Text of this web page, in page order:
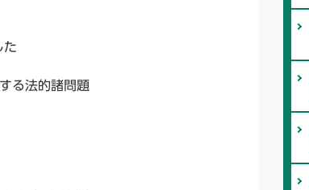
た
る法的諸問題